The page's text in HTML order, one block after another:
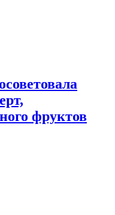
фруктов